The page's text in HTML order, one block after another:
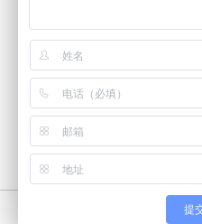
CopyRight © 2015 佛提